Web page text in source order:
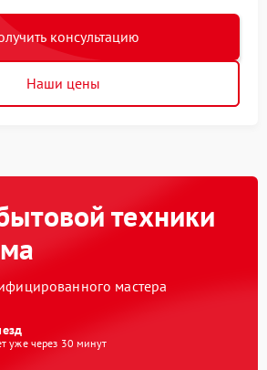
консультацию
Наши цены
техники
мастера
уже через 30 минут